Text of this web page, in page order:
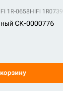
1R-0658HIFI 1R0739
СК-0000776